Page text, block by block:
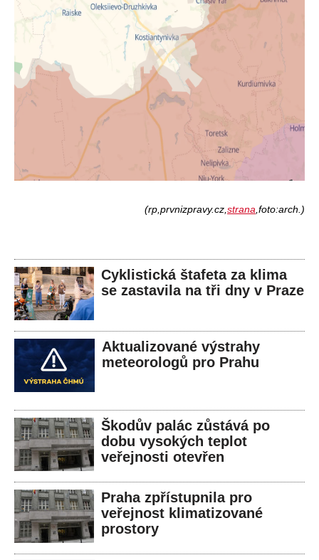
(rp,prvnizpravy.cz, strana ,foto:arch.)
Cyklistická štafeta za klima
se zastavila na tři dny v Praze
Aktualizované výstrahy
meteorologů pro Prahu
Škodův palác zůstává po
dobu vysokých teplot
veřejnosti otevřen
Praha zpřístupnila pro
veřejnost klimatizované
prostory